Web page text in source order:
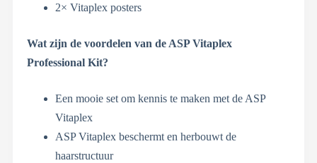
2× Vitaplex posters
Wat zijn de voordelen van de ASP Vitaplex
Professional Kit?
Een mooie set om kennis te maken met de ASP
Vitaplex
ASP Vitaplex beschermt en herbouwt de
haarstructuur